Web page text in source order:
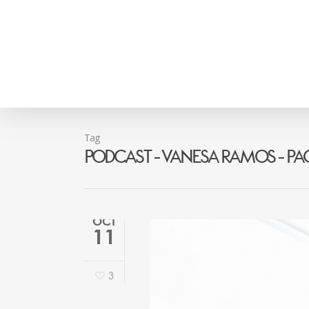
Tag
Podcast - Vanesa Ramos -
OCT
11
3